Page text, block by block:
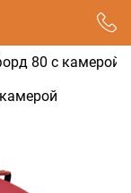
80 с камерой